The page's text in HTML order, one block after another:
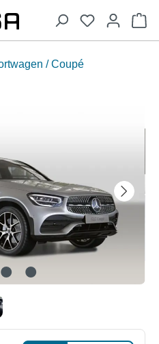
/ Coupé